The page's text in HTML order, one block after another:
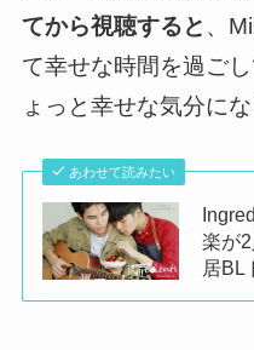
てから視聴すると 、
て幸せな時間を過ご
ょっと幸せな気分にな
あわせて読みたい
楽が
居BL